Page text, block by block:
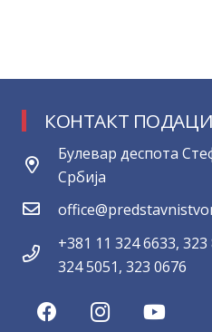
КОНТАКТ ПОДАЦИ
Булевар деспота
Србија
+381 11 324 6633, 323
324 5051, 323 0676